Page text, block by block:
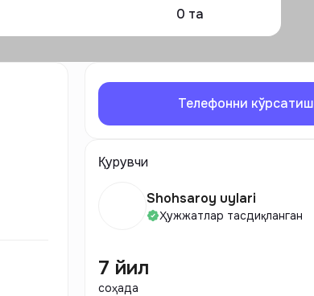
0 та
Телефонни кўрсатиш
Қурувчи
Shohsaroy uylari
Ҳужжатлар тасдиқланган
7 йил
соҳада